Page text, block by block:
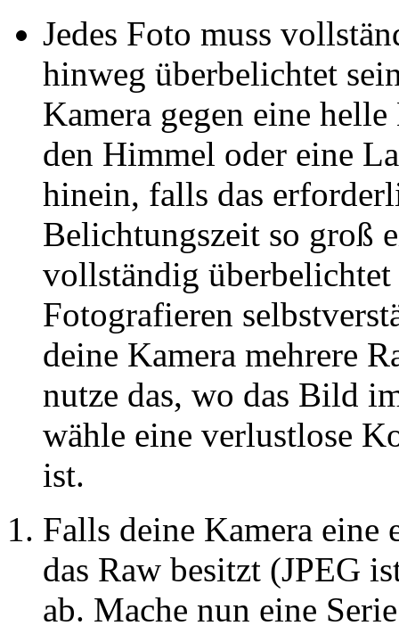
Jedes Foto muss
hinweg überbelichtet
Kamera gegen eine
den Himmel oder eine
hinein, falls das
Belichtungszeit so groß
vollständig
Fotografieren
deine Kamera mehrere
nutze das, wo das Bild
wähle eine verlustlose
ist.
Falls deine Kamera eine
das Raw besitzt (JPEG
ab. Mache nun eine